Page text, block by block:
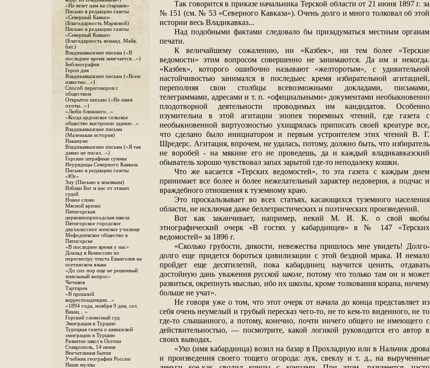
«Не везет нам на старшин»
Письмо в редакцию газеты
«Северный Кавказ»
(Благодарность Марковой)
Письмо в редакцию газеты
«Северный Кавказ»
(Благодарность команд. Майк.
бат.)
Владикавказские письма («В
последнее время замечается...»)
Библиография
Герои дня
Владикавказские письма («Всем
известно...»)
Способ переговоров с
обществом
Открытое письмо («Не имея
охоты...»)
«Люби ближнего...»
«Когда ардонское сельское
общество выстроило здание...»
Владикавказские письма
(Маленькая история)
Накануне
Владикавказские письма («Я так
давно не писал...»)
Горские штрафные суммы
Неурядицы Северного Кавказа
Письмо в редакцию газеты
«Юг»
Зиу (Письмо к землякам)
Избави Бог и нас от этаких
судей
Новое слово
Мясной кризис
Пятигорская
церковноприходская школа
Пятигорское городское
двухклассное женское училище
Мефодиевское общество в
Пятигорске
«В последнее время у нас»
Доклад в Комиссию по
пересмотру текста Евангелия на
осетинском языке
«До сих пор еще не решенный
земельный вопрос»
Чичиков
Тартарен
«В прошлой
корреспонденции...»
«1894 года, ноября 9 дня, сел.
Вакац... »
Горский словесный суд
Эмиграция в Турцию
Турецкая газета о кавказской
эмиграции в Турцию
Развитие школ в Осетии
Ставрополь, 14 июня
Впечатления бытия
Учебник географии России
Наши муллы
Так говорится в приказе начальника Терской области от 21 июня 1897 г. за
№ 151 (см. № 53 «Северного Кавказа»). Очень долго и много толковал об этой
истории весь Владикавказ...
Над подобными фактами следовало бы призадуматься местным органам
печати.
К величайшему сожалению, ни «Казбек», ни тем более «Терские
ведомости» этим вопросом совершенно не занимаются. Да им и некогда.
«Казбек», которого ошибочно называют «желторотым», с удивительной
настойчивостью занимался в последыес кремя избирательной агитацией,
переполняя свои столбцы всевозможными докладами, письмами,
телеграммами, адресами и т. п. «официальными» документами необыкновенно
плодотворной деятельности проводимых им кандидатов. Особенно
изумительна в этой агитации эпопея тюремных чтений, где газета с
необыкновенной виртуозностью ухищрялась приписать своей креатуре все,
что сделано было инициатором и первым устроителем этих чтений В. Г.
Шредерс. Агитация, впрочем, не удалась, потому, должно быть, что избиратель
не воробей - на мякине его не проведешь, да и каждый владикавказский
обыватель хорошо чувствовал запах зарытой где-то неподалеку кошки.
Что же касается «Терских ведомостей», то эта газета с каждым днем
принимает все более и более нежелательный характер недоверия, а подчас и
враждебного отношения к туземному краю.
Это проскальзывает во всех статьях, касающихся туземного населения
области, не исключая даже беллетристических и поэтических произведений.
Вот как заканчивает, например, некий М. И. К. о свой якобы
этнографический очерк «В гостях у кабардинцев» в № 147 «Терских
ведомостей» за 1896 г.
«Сколько грубости, дикости, невежества пришлось мне увидеть! Долго-
долго еще придется бороться цивилизации с этой бездной мрака. И немало
пройдет еще десятилетий, пока кабардинец научится ценить, отдавать
достойную дань уважениярусской школе, потому что только там он и может
развиться, окрепнуть мыслью, ибо их школы, кроме толкования корана, ничему
больше не учат».
Не говоря уже о том, что этот очерк от начала до конца представляет из
себя очень неумелый и грубый пересказ чего-то, не то кем-то виденного, не то
где-то слышанного, а потому, конечно, почти ничего общего не имеющего с
действительностыо, — посмотрите, какой логикой руководится его автор в
своих выводах.
«Ухо (имя кабардинца) возил на базар в Прохладную или в Нальчик дрова
и произведения своего тощего огорода: лук, свеклу и т. д., на вырученные